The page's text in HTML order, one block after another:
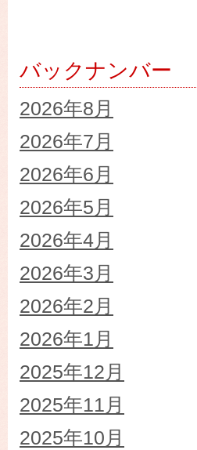
バックナンバー
2026年8月
2026年7月
2026年6月
2026年5月
2026年4月
2026年3月
2026年2月
2026年1月
2025年12月
2025年11月
2025年10月